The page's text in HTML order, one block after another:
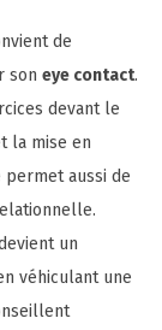
de
son eye contact.
devant le
la mise en
permet aussi de
un
véhiculant une